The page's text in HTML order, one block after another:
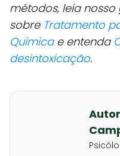
métodos, leia
sobre Tratamento
Químicae entenda
desintoxicação.